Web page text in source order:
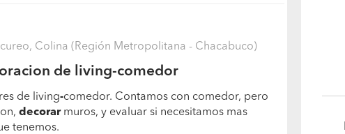
Colina (Región Metropolitana - Chacabuco)
de living-comedor
de living-comedor. Contamos con comedor, pero
decorarmuros, y evaluar si necesitamos mas
tenemos.